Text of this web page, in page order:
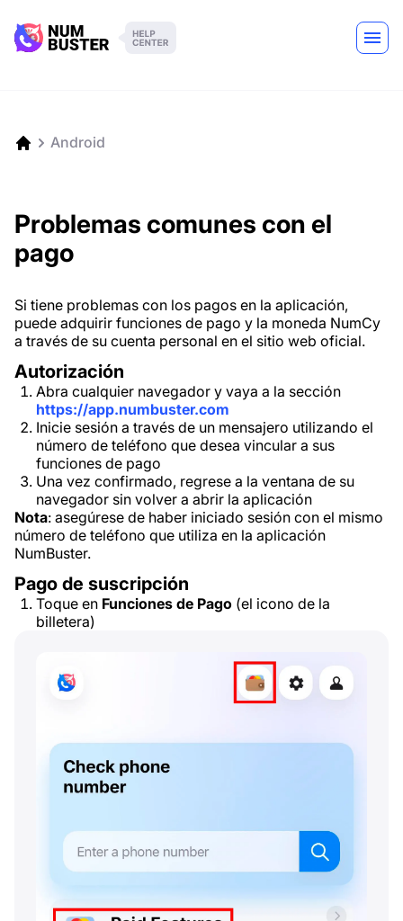
Android
Problemas comunes con el
pago
Si tiene problemas con los pagos en la aplicación,
puede adquirir funciones de pago y la moneda NumCy
a través de su cuenta personal en el sitio web oficial.
Autorización
Abra cualquier navegador y vaya a la sección
https://app.numbuster.com
Inicie sesión a través de un mensajero utilizando el
número de teléfono que desea vincular a sus
funciones de pago
Una vez confirmado, regrese a la ventana de su
navegador sin volver a abrir la aplicación
Nota: asegúrese de haber iniciado sesión con el mismo
número de teléfono que utiliza en la aplicación
NumBuster.
Pago de suscripción
Toque en Funciones de Pago (el icono de la
billetera)